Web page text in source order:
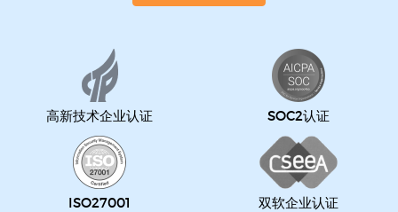
高新技术企业认证 SOC2认证
ISO27001 双软企业认证